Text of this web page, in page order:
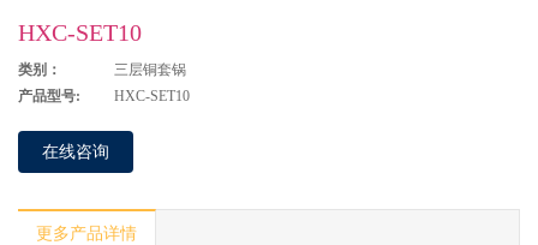
HXC-SET10
类别：
三层铜套锅
产品型号:
HXC-SET10
在线咨询
更多产品详情